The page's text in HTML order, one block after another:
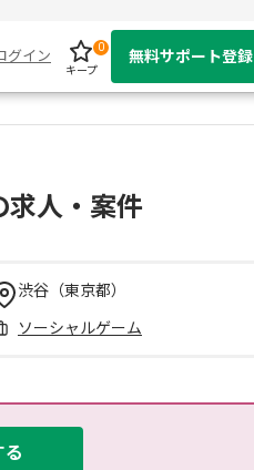
グイン
キープ
0
無料サポート登録
求人・案件
渋谷（東京都）
ソーシャルゲーム